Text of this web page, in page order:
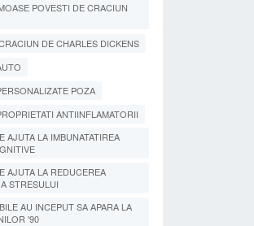
POVESTI DE CRACIUN
DE CHARLES DICKENS
POZA
ANTIINFLAMATORII
AJUTA LA IMBUNATATIREA
AJUTA LA REDUCEREA
STRESULUI
AU INCEPUT SA APARA LA
'90